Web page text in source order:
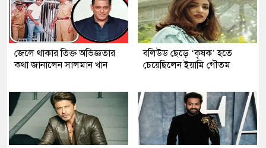
জেলে থাকার তিক্ত অভিজ্ঞতার
কথা জানালেন সালমান খান
বলিউড ছেড়ে ‘কৃষক’ হতে
চেয়েছিলেন ইয়ামি গৌতম